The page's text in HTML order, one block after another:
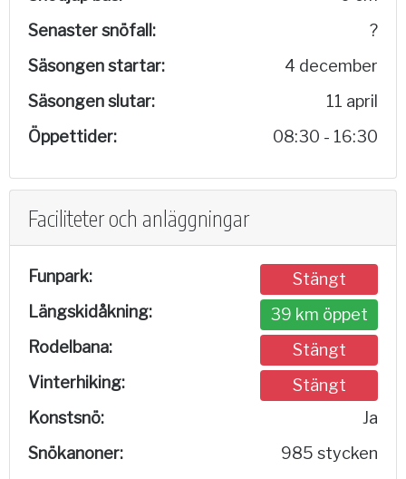
Senaster snöfall:
?
Säsongen startar:
4 december
Säsongen slutar:
11 april
Öppettider:
08:30 - 16:30
Faciliteter och anläggningar
Funpark:
Stängt
Längskidåkning:
39 km öppet
Rodelbana:
Stängt
Vinterhiking:
Stängt
Konstsnö:
Ja
Snökanoner:
985 stycken